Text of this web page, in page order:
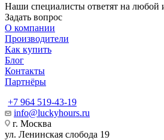
Наши специалисты ответят на любой
Задать вопрос
О компании
Производители
Как купить
Блог
Контакты
Партнёры
+7 964 519-43-19
info@luckyhours.ru
г. Москва
ул. Ленинская слобода 19